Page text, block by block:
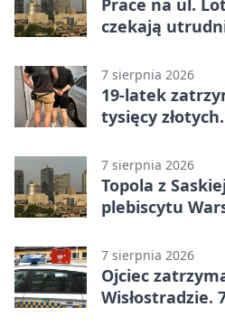
Prace na ul.
czekają
7 sierpnia 2026
19-latek
tysięcy
7 sierpnia 2026
Topola z
plebiscytu
7 sierpnia 2026
Ojciec
Wisłostradzie.